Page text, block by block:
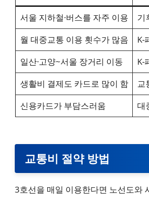
서울 지하철·버스를 자주 이용
기
월 대중교통 이용 횟수가 많음
K-
일산·고양~서울 장거리 이동
K-
생활비 결제도 카드로 많이 함
교
신용카드가 부담스러움
대
교통비 절약 방법
3호선을 매일 이용한다면 노선도와